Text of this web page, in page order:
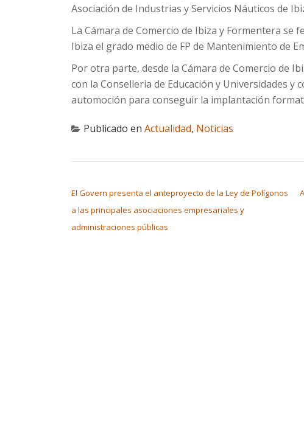
Asociación de Industrias y Servicios Náuticos de
La Cámara de Comercio de Ibiza y Formentera se
Ibiza el grado medio de FP de Mantenimiento de
Por otra parte, desde la Cámara de Comercio de
con la Conselleria de Educación y Universidades y
automoción para conseguir la implantación
Publicado en Actualidad, Noticias
El Govern presenta el anteproyecto de la Ley de Polígonos
a las principales asociaciones empresariales y
administraciones públicas